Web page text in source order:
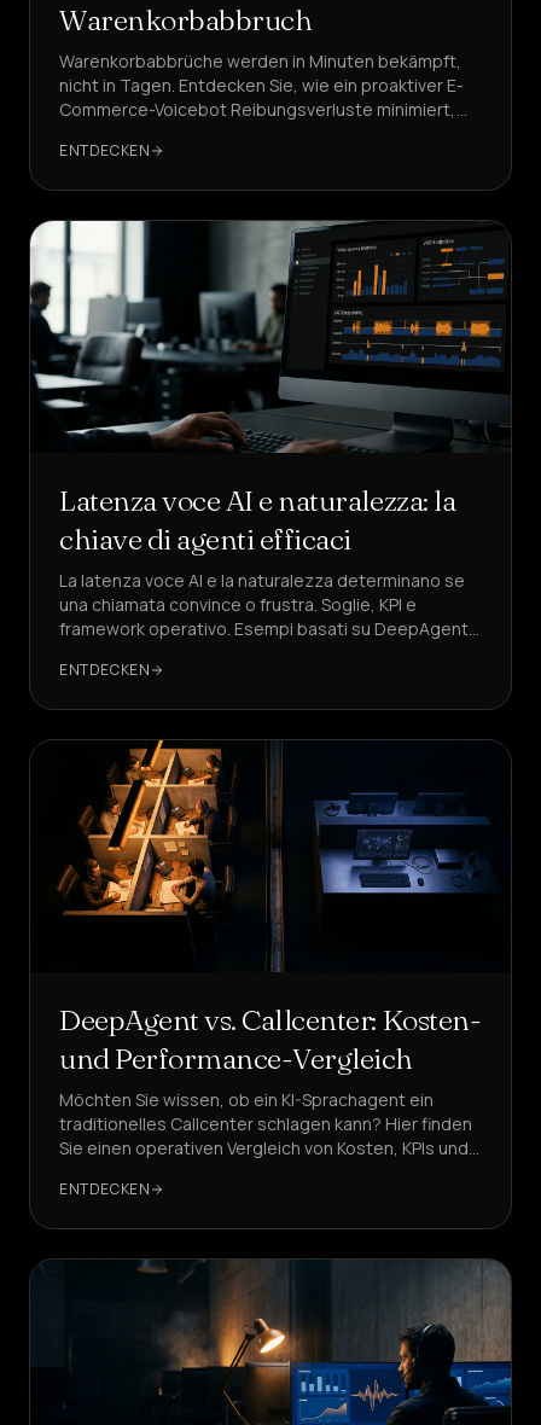
Warenkorbabbruch
Warenkorbabbrüche werden in Minuten bekämpft,
nicht in Tagen. Entdecken Sie, wie ein proaktiver E-
Commerce-Voicebot Reibungsverluste minimiert,
Sekunden-Latenz steigert.
ENTDECKEN
Latenza voce AI e naturalezza: la
chiave di agenti efficaci
La latenza voce AI e la naturalezza determinano se
una chiamata convince o frustra. Soglie, KPI e
framework operativo. Esempi basati su DeepAgent,
ENTDECKEN
DeepAgent vs. Callcenter: Kosten-
und Performance-Vergleich
Möchten Sie wissen, ob ein KI-Sprachagent ein
traditionelles Callcenter schlagen kann? Hier finden
Sie einen operativen Vergleich von Kosten, KPIs und
überprüfbaren Daten.
ENTDECKEN